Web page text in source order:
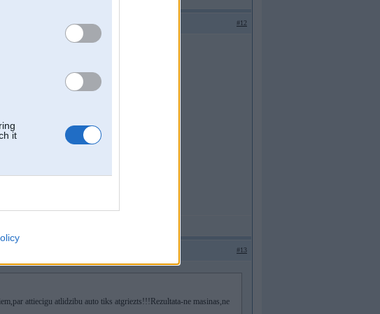
it
#12
#13
attiecigu atlidzibu auto tiks atgriezts!!!Rezultata-ne masinas,ne